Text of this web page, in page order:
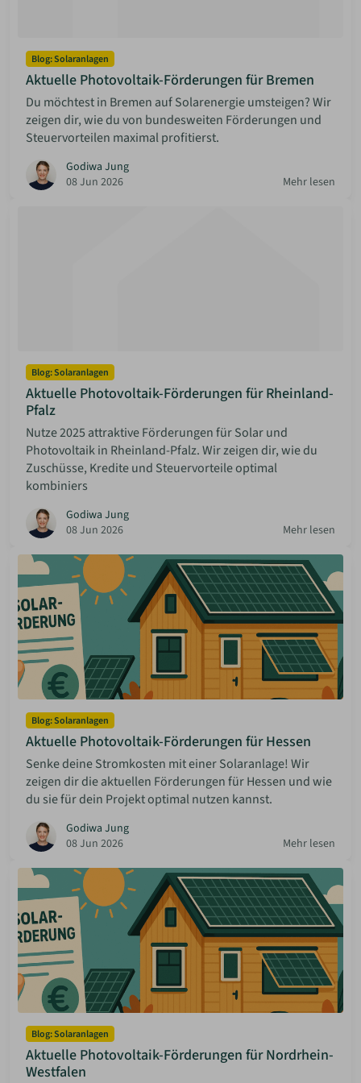
MERKLISTE
Blog: Solaranlagen
Aktuelle Photovoltaik-Förderungen für Bremen
Du möchtest in Bremen auf Solarenergie umsteigen? Wir
zeigen dir, wie du von bundesweiten Förderungen und
Steuervorteilen maximal profitierst.
Godiwa Jung
08 Jun 2026
Mehr lesen
Blog: Solaranlagen
Aktuelle Photovoltaik-Förderungen für Rheinland-
Pfalz
Nutze 2025 attraktive Förderungen für Solar und
Photovoltaik in Rheinland-Pfalz. Wir zeigen dir, wie du
Zuschüsse, Kredite und Steuervorteile optimal
kombiniers
Godiwa Jung
08 Jun 2026
Mehr lesen
Blog: Solaranlagen
Aktuelle Photovoltaik-Förderungen für Hessen
Senke deine Stromkosten mit einer Solaranlage! Wir
zeigen dir die aktuellen Förderungen für Hessen und wie
du sie für dein Projekt optimal nutzen kannst.
Godiwa Jung
08 Jun 2026
Mehr lesen
Blog: Solaranlagen
Aktuelle Photovoltaik-Förderungen für Nordrhein-
Westfalen